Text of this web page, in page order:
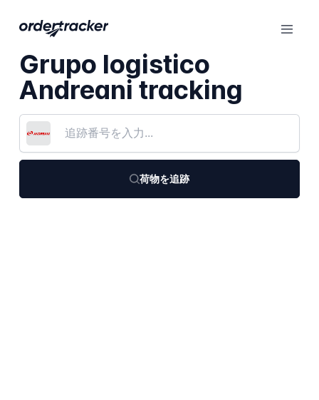
Grupo logistico
Andreani tracking
荷物を追跡